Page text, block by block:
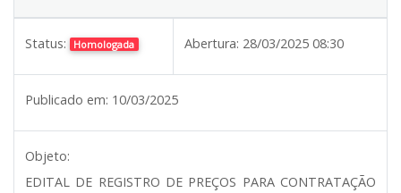
Status: Homologada Abertura: 28/03/2025 08:30
Publicado em: 10/03/2025
Objeto:
EDITAL DE REGISTRO DE PREÇOS PARA CONTRATAÇÃO